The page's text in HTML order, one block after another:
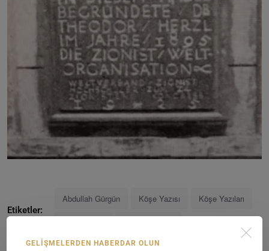
Etiketler:
Abdullah Gürgün Köşe Yazısı Köşe Yazıları
GELIŞMELERDEN HABERDAR OLUN